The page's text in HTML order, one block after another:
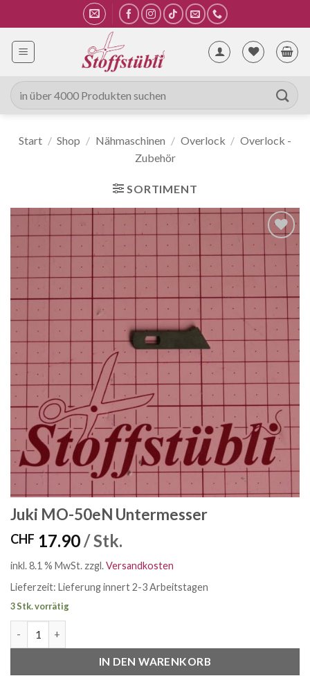
Inhalt
springen
Suche
nach:
Start / Shop / Nähmaschinen / Overlock / Overlock -
Zubehör
SORTIMENT
Auf die
Wunschliste
Juki MO-50eN Untermesser
CHF 17.90/ Stk.
inkl. 8.1 % MwSt. zzgl.Versandkosten
Lieferzeit: Lieferung innert 2-3 Arbeitstagen
3 Stk. vorrätig
IN DEN WARENKORB